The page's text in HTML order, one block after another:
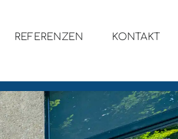
REFERENZEN KONTAKT